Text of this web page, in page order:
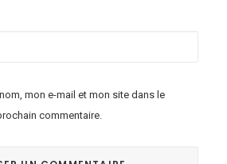
mon e-mail et mon site dans le
commentaire.